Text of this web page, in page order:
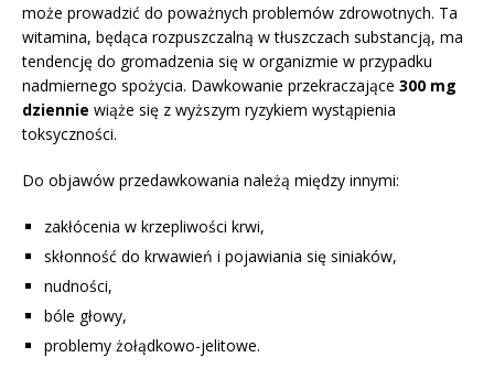
może prowadzić do poważnych problemów zdrowotnych. Ta
witamina, będąca rozpuszczalną w tłuszczach substancją, ma
tendencję do gromadzenia się w organizmie w przypadku
nadmiernego spożycia. Dawkowanie przekraczające 300 mg
dziennie wiąże się z wyższym ryzykiem wystąpienia
toksyczności.
Do objawów przedawkowania należą między innymi:
zakłócenia w krzepliwości krwi,
skłonność do krwawień i pojawiania się siniaków,
nudności,
bóle głowy,
problemy żołądkowo-jelitowe.